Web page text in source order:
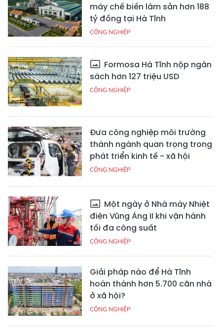
máy chế biến lâm sản hơn 188
tỷ đồng tại Hà Tĩnh
CÔNG NGHIỆP
Formosa Hà Tĩnh nộp ngân
sách hơn 127 triệu USD
CÔNG NGHIỆP
Đưa công nghiệp môi trường
thành ngành quan trọng trong
phát triển kinh tế - xã hội
CÔNG NGHIỆP
Một ngày ở Nhà máy Nhiệt
điện Vũng Áng II khi vận hành
tối đa công suất
CÔNG NGHIỆP
Giải pháp nào để Hà Tĩnh
hoàn thành hơn 5.700 căn nhà
ở xã hội?
CÔNG NGHIỆP